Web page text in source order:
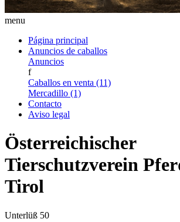
menu
Página principal
Anuncios de caballos
Anuncios
f
Caballos en venta (11)
Mercadillo (1)
Contacto
Aviso legal
Österreichischer
Tierschutzverein
Tirol
Unterlüß 50